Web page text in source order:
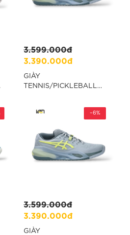
3.599.000đ
3.390.000đ
GIÀY
TENNIS/PICKLEBALL
“1041A487-402”
3.599.000đ
3.390.000đ
-6%
GIÀY